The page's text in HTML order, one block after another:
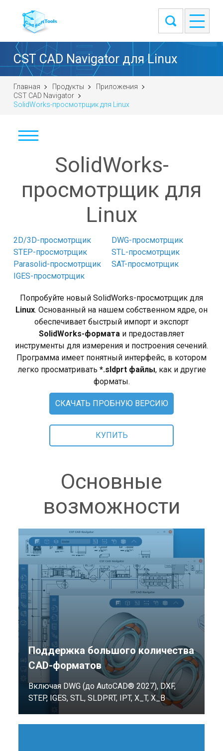
CST CAD Navigator для Linux
Главная Продукты
Приложения
CST CAD Navigator
SolidWorks-просмотрщик для Linux
Скачать
macOS (universal DMG)
Linux (.tar.gz 64-bit)
Linux (.deb 64-bit)
Linux (.rpm 64-bit)
Купить
Задать вопрос
Отзывы
Руководство
Лицензионное соглашение
SolidWorks-
просмотрщик для
Linux
2D/3D-просмотрщик
DWG-просмотрщик
STEP-просмотрщик
STL-просмотрщик
Parasolid-просмотрщик
SAT-просмотрщик
IGES-просмотрщик
Попробуйте новый SolidWorks-просмотрщик для
Linux. Основанный на нашем собственном ядре, он
обеспечивает быстрый импорт и экспорт
SolidWorks-формата и предоставляет
инструменты для измерения и построения сечений.
Программа имеет понятный интерфейс, в котором
легко просматривать *.sldprt файлы, как и другие
форматы.
СКАЧАТЬ ПРОБНУЮ ВЕРСИЮ
КУПИТЬ
Основные
возможности
Поддержка большого количества
CAD-форматов
Включая DWG (до AutoCAD® 2027), DXF,
STEP, IGES, STL, SLDPRT, IPT, X_T, X_B